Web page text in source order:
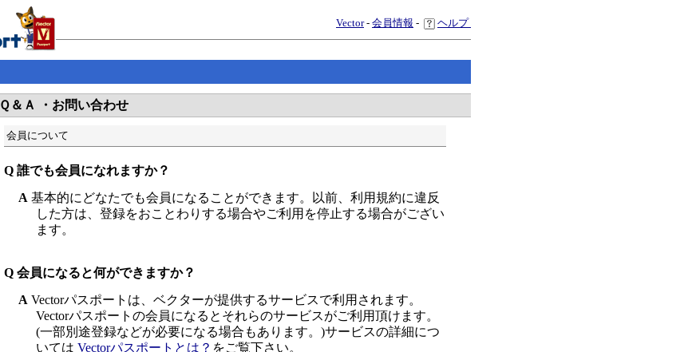
Vector- 会員情報 - ヘルプ
Ｑ＆Ａ ・お問い合わせ
会員について
Q 誰でも会員になれますか？
A 基本的にどなたでも会員になることができます。以前、利用規約に違反
した方は、登録をおことわりする場合やご利用を停止する場合がござい
ます。
Q 会員になると何ができますか？
A Vectorパスポートは、ベクターが提供するサービスで利用されます。
Vectorパスポートの会員になるとそれらのサービスがご利用頂けます。
(一部別途登録などが必要になる場合もあります。)サービスの詳細につ
いては Vectorパスポートとは？ をご覧下さい。